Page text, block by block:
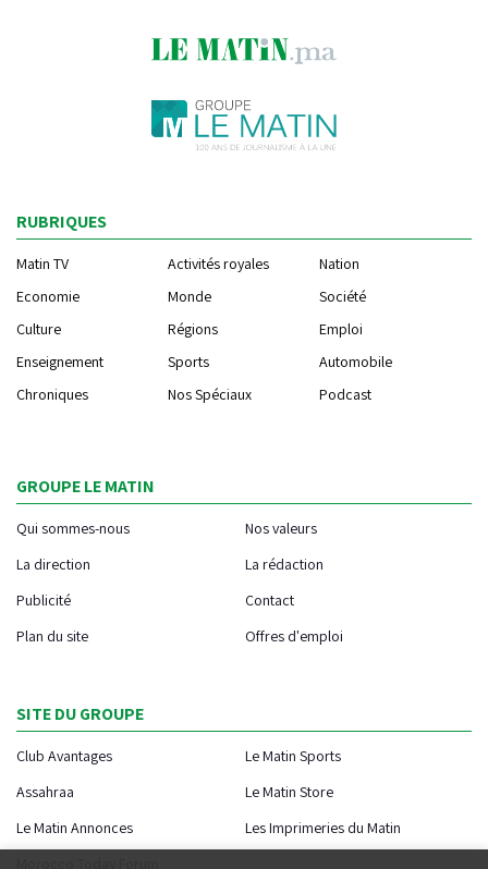
RUBRIQUES
Matin TV Activités royales
Nation
Economie
Monde
Société
Culture
Régions
Emploi
Enseignement
Sports
Automobile
Chroniques
Nos Spéciaux Podcast
GROUPE LE MATIN
Qui sommes-nous
Nos valeurs
La direction
La rédaction
Publicité
Contact
Plan du site
Offres d'emploi
SITE DU GROUPE
Club Avantages
Le Matin Sports
Assahraa
Le Matin Store
Le Matin Annonces
Les Imprimeries du Matin